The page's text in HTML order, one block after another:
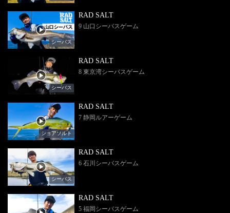
シーバス
RAD SALT
9 山口シーバスゲーム
シーバス
RAD SALT
8 東京湾シーバスゲーム
ショアソルト
RAD SALT
7 静岡ルアーゲーム
シーバス
RAD SALT
6 石川シーバスゲーム
RAD SALT
5 福岡シーバスゲーム